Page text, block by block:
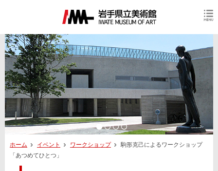
ホーム イベント ワークショップ
駒形克己によるワークショップ
「あつめてひとつ」